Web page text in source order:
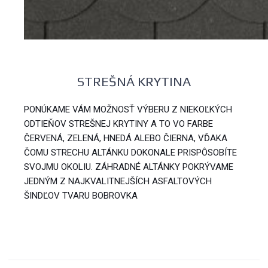
STREŠNÁ KRYTINA
PONÚKAME VÁM MOŽNOSŤ VÝBERU Z NIEKOĽKÝCH
ODTIEŇOV STREŠNEJ KRYTINY A TO VO FARBE
ČERVENÁ, ZELENÁ, HNEDÁ ALEBO ČIERNA, VĎAKA
ČOMU STRECHU ALTÁNKU DOKONALE PRISPÔSOBÍTE
SVOJMU OKOLIU. ZÁHRADNÉ ALTÁNKY POKRÝVAME
JEDNÝM Z NAJKVALITNEJŠÍCH ASFALTOVÝCH
ŠINDĽOV TVARU BOBROVKA